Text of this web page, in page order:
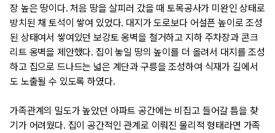
장 높은 땅이다. 처음 땅을 살피러 갔을 때 토목공사가 미완인 상태로
방치된 채 토석이 쌓여 있었다. 대지가 도로보다 어설픈 높이로 조성
된 상태여서 쌓여있던 보강토 옹벽을 철거하고 지하 주차장과 콘크
리트 옹벽을 제안했다. 집이 놓일 땅의 높이를 더 올려서 대지를 조성
하고 집으로 드나드는 넓은 계단과 구릉을 조성하여 식재가 길에서
도 노출될 수 있도록 하였다.
가족관계의 밀도가 높았던 아파트 공간에는 비집고 들어갈 틈을 찾
기가 어려웠다. 집이 공간적인 관계로 이뤄진 물리적 형태라면 가족